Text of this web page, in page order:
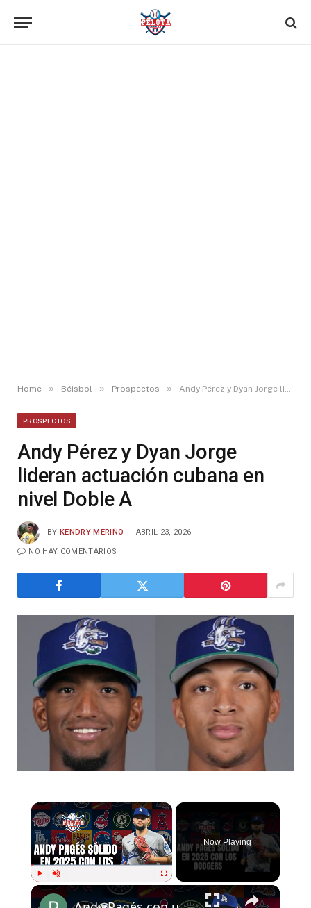
Home » Béisbol » Prospectos » Andy Pérez y Dyan Jorge lideran actuación cubana en nivel Doble A
PROSPECTOS
Andy Pérez y Dyan Jorge
lideran actuación cubana en
nivel Doble A
BY KENDRY MERIÑO ABRIL 23, 2026
NO HAY COMENTARIOS
Play Unmute Fullscreen
Now Playing